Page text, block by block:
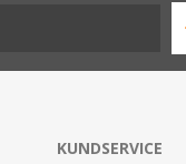
KUNDSERVICE